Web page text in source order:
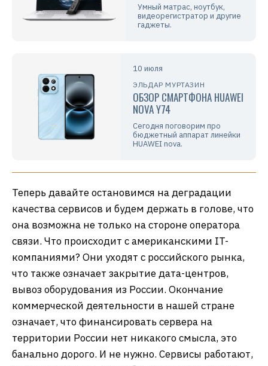
Умный матрас, ноутбук,
видеорегистратор и другие
гаджеты.
10 июля
ЭЛЬДАР МУРТАЗИН
ОБЗОР СМАРТФОНА HUAWEI
NOVA Y74
Сегодня поговорим про
бюджетный аппарат линейки
HUAWEI nova.
Теперь давайте остановимся на деградации
качества сервисов и будем держать в голове, что
она возможна не только на стороне оператора
связи. Что происходит с американскими IT-
компаниями? Они уходят с российского рынка,
что также означает закрытие дата-центров,
вывоз оборудования из России. Окончание
коммерческой деятельности в нашей стране
означает, что финансировать сервера на
территории России нет никакого смысла, это
банально дорого. И не нужно. Сервисы работают,